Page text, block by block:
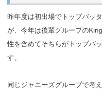
昨年度は初出場でトップバッ
が、今年は後輩グループの
性を含めてそちらがトップバ
す。
同じジャニーズグループで考